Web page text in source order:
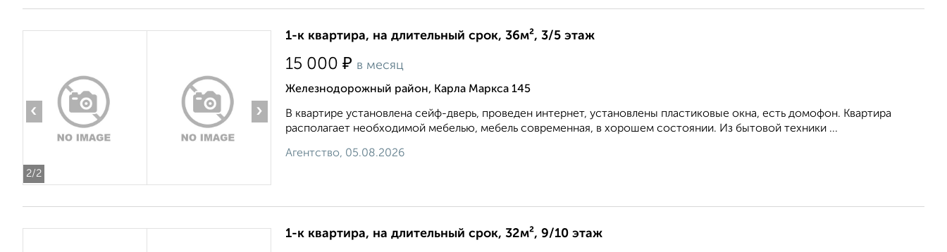
2/2
‹ ›
1-к квартира, на длительный срок, 36м², 3/5 этаж
15 000 ₽ в месяц
Железнодорожный район, Карла Маркса 145
В квартире установлена сейф-дверь, проведен интернет, установлены пластиковые окна, есть домофон. Квартира
располагает необходимой мебелью, мебель современная, в хорошем состоянии. Из бытовой техники ...
Агентство, 05.08.2026
1-к квартира, на длительный срок, 32м², 9/10 этаж